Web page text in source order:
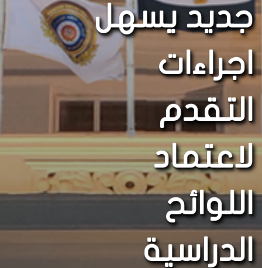
جديد يسهل
اجراءات
التقدم
لاعتماد
اللوائح
الدراسية